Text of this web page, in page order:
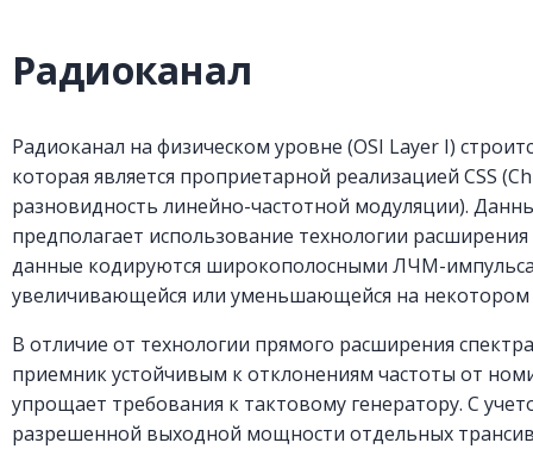
Радиоканал
Радиоканал на физическом уровне (OSI Layer I)
которая является проприетарной реализацией CSS
разновидность линейно-частотной модуляции).
предполагает использование технологии
данные кодируются широкополосными ЛЧМ-
увеличивающейся или уменьшающейся на
В отличие от технологии прямого расширения
приемник устойчивым к отклонениям частоты от
упрощает требования к тактовому генератору. С
разрешенной выходной мощности отдельных